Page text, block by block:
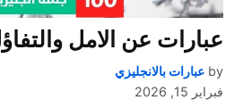
عبارات عن الامل
by عبارات بالانجليزي
فبراير 15, 2026